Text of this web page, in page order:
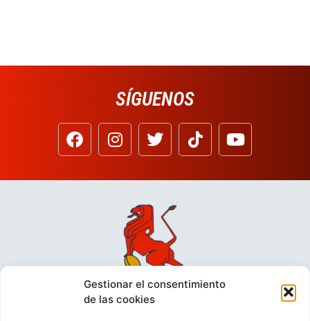
Gestionar el consentimiento
de las cookies
SÍGUENOS